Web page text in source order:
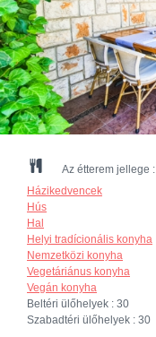
Az étterem jellege :
Házikedvencek
Hús
Hal
Helyi tradícionális konyha
Nemzetközi konyha
Vegetáriánus konyha
Vegán konyha
Beltéri ülőhelyek : 30
Szabadtéri ülőhelyek : 30